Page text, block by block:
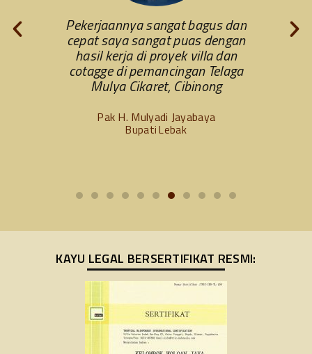
dan Pekerjaannya sangat bagus dan
cepat saya sangat puas dengan
hasil kerja di proyek villa dan
cotagge di pemancingan Telaga
Mulya Cikaret, Cibinong
Pak H. Mulyadi Jayabaya
Bupati Lebak
KAYU LEGAL BERSERTIFIKAT RESMI: